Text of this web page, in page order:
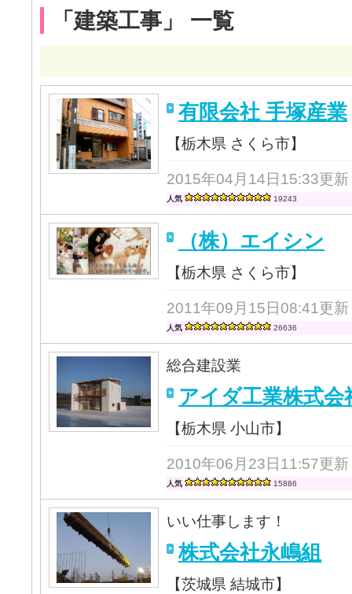
「建築工事」 一覧
有限会社 手塚産業
【栃木県 さくら市】
2015年04月14日15:33更
人気 19243
（株）エイシン
【栃木県 さくら市】
2011年09月15日08:41更新
人気 26636
総合建設業
アイダ工業株式会
【栃木県 小山市】
2010年06月23日11:57更新
人気 15886
いい仕事します！
株式会社永嶋組
【茨城県 結城市】